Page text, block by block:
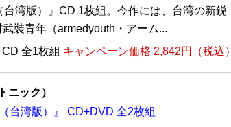
台湾版）』CD 1枚組。今作には、台湾の新鋭
裝青年（armedyouth・アーム...
全1枚組 キャンペーン価格 2,842円（税込）
ニック）
台湾版）』 CD+DVD 全2枚組